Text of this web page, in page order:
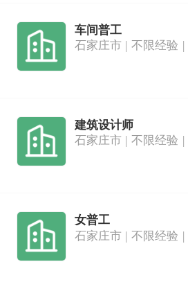
车间普工
石家庄市
不限经验
建筑设计师
石家庄市
不限经验
女普工
石家庄市
不限经验